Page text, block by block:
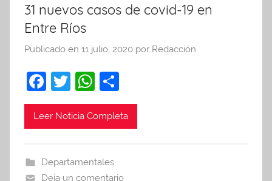
31 nuevos casos de covid-19 en
Entre Ríos
Publicado en 11 julio, 2020 por Redacción
F
a
c
b
T
w
itt
W
h
at
A
o
m
Leer Noticia Completa
Departamentales
Deja un comentario